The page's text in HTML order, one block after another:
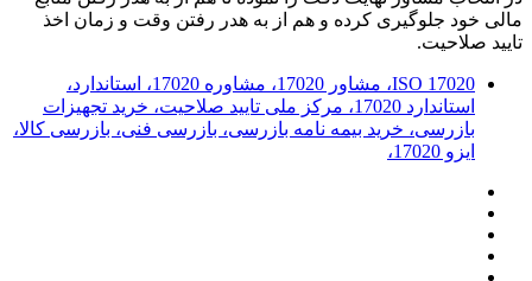
مالی خود جلوگیری کرده و هم از به هدر رفتن وقت و زمان اخذ
تایید صلاحیت.
ISO 17020، مشاور 17020، مشاوره 17020، استاندارد،
استاندارد 17020، مرکز ملی تایید صلاحیت، خرید تجهیزات
بازرسی، خرید بیمه نامه بازرسی، بازرسی فنی، بازرسی کالا،
ایزو 17020،